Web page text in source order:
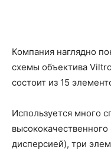
Компания наглядно
схемы объектива
состоит из 15
Используется много
высококачественного
дисперсией), три